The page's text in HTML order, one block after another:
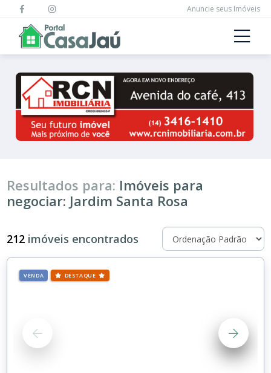
Anuncie seus Imóveis
Resultados para: Imóveis para
negociar: Jardim Santa Rosa
212 imóveis encontrados
VENDA DESTAQUE